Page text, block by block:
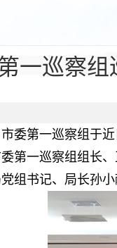
一巡察组
委第一巡察组于
第一巡察组组长
组书记、局长孙小